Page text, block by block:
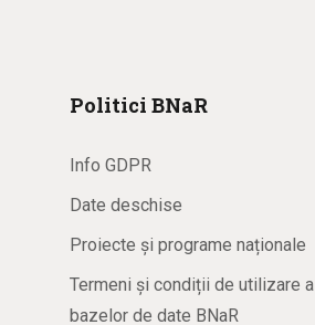
Politici BNaR
Info GDPR
Date deschise
Proiecte și programe naționale
Termeni și condiții de utilizare a
bazelor de date BNaR